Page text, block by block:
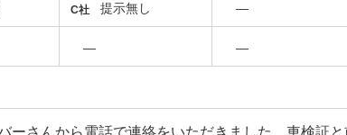
C社 提示無し ―
― ―
ーさんから電話で連絡をいただきました 車検証